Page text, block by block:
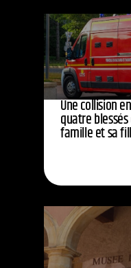
Une collision
quatre
famille et sa